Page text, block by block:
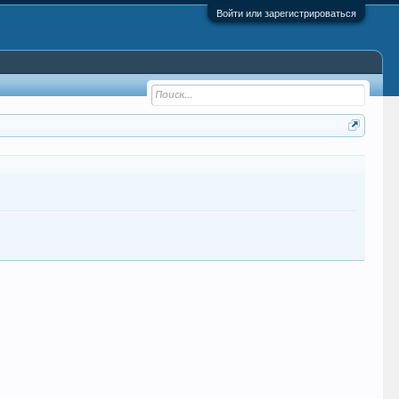
Войти или зарегистрироваться